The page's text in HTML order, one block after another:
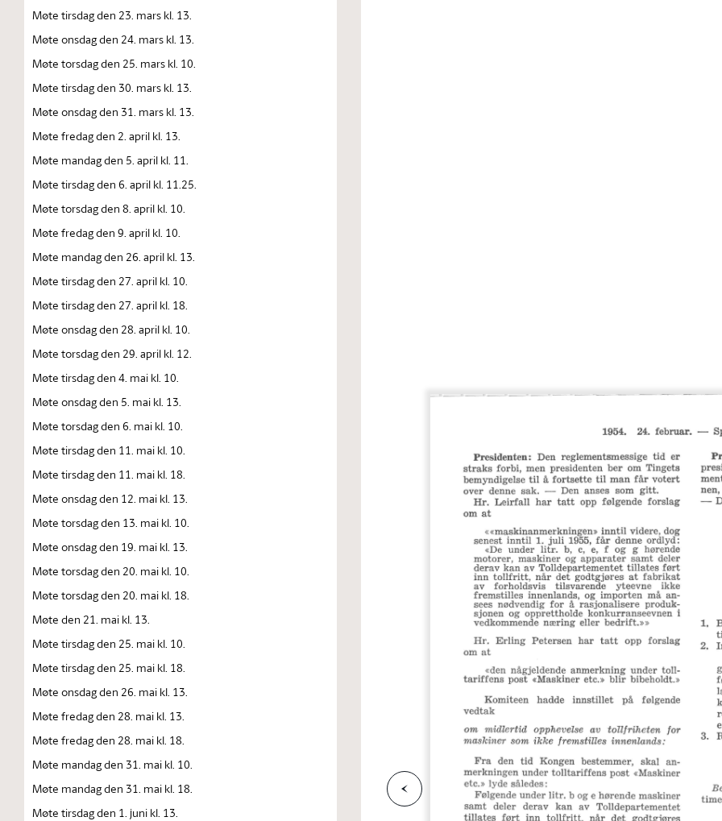
Møte tirsdag den 23. mars kl. 13.
Møte onsdag den 24. mars kl. 13.
Møte torsdag den 25. mars kl. 10.
Møte tirsdag den 30. mars kl. 13.
Møte onsdag den 31. mars kl. 13.
Møte fredag den 2. april kl. 13.
Møte mandag den 5. april kl. 11.
Møte tirsdag den 6. april kl. 11.25.
Møte torsdag den 8. april kl. 10.
Møte fredag den 9. april kl. 10.
Møte mandag den 26. april kl. 13.
Møte tirsdag den 27. april kl. 10.
Møte tirsdag den 27. april kl. 18.
Møte onsdag den 28. april kl. 10.
Møte torsdag den 29. april kl. 12.
Møte tirsdag den 4. mai kl. 10.
Møte onsdag den 5. mai kl. 13.
Møte torsdag den 6. mai kl. 10.
Møte tirsdag den 11. mai kl. 10.
Møte tirsdag den 11. mai kl. 18.
Møte onsdag den 12. mai kl. 13.
Møte torsdag den 13. mai kl. 10.
Møte onsdag den 19. mai kl. 13.
Møte torsdag den 20. mai kl. 10.
Møte torsdag den 20. mai kl. 18.
Møte den 21. mai kl. 13.
Møte tirsdag den 25. mai kl. 10.
Møte tirsdag den 25. mai kl. 18.
Møte onsdag den 26. mai kl. 13.
Møte fredag den 28. mai kl. 13.
Møte fredag den 28. mai kl. 18.
Møte mandag den 31. mai kl. 10.
Møte mandag den 31. mai kl. 18.
Møte tirsdag den 1. juni kl. 13.
F
o
rr
i
g
e
s
i
de